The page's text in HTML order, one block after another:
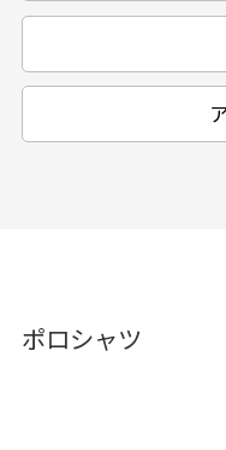
ポロシャツ